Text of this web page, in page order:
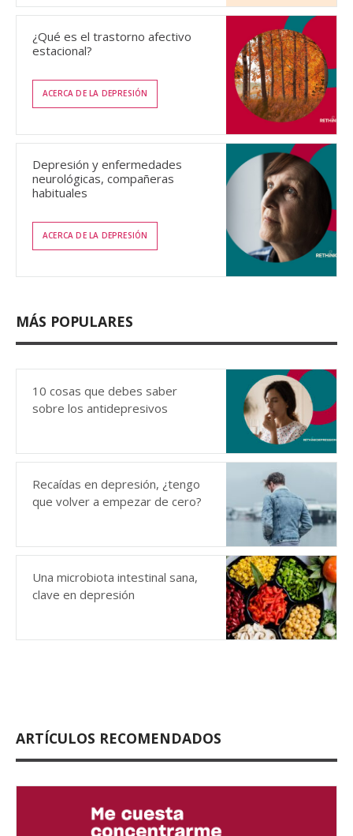
¿Qué es el trastorno afectivo
estacional?
ACERCA DE LA DEPRESIÓN
Depresión y enfermedades
neurológicas, compañeras
habituales
ACERCA DE LA DEPRESIÓN
MÁS POPULARES
10 cosas que debes saber
sobre los antidepresivos
Recaídas en depresión, ¿tengo
que volver a empezar de cero?
Una microbiota intestinal sana,
clave en depresión
ARTÍCULOS RECOMENDADOS